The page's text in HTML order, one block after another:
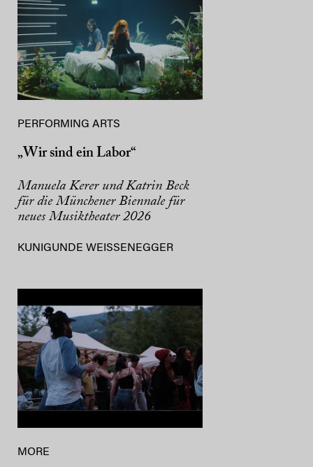
PERFORMING ARTS
„Wir sind ein Labor“
Manuela Kerer und Katrin Beck
für die Münchener Biennale für
neues Musiktheater 2026
KUNIGUNDE WEISSENEGGER
MORE